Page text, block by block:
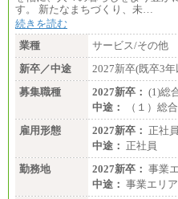
す。 新たなまちづくり、未…
続きを読む
業種
サービス/その他
新卒／中途
2027新卒(既卒3
募集職種
2027新卒： (1)総
中途：
（１）総
雇用形態
2027新卒： 正社員
中途： 正社員
勤務地
2027新卒： 事業
中途： 事業エリ